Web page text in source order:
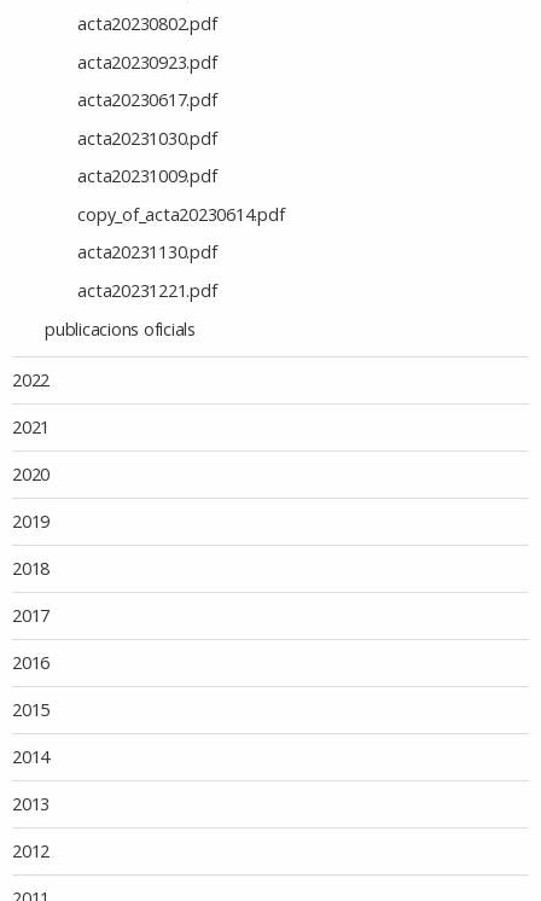
acta20230802.pdf
acta20230923.pdf
acta20230617.pdf
acta20231030.pdf
acta20231009.pdf
copy_of_acta20230614.pdf
acta20231130.pdf
acta20231221.pdf
publicacions oficials
2022
2021
2020
2019
2018
2017
2016
2015
2014
2013
2012